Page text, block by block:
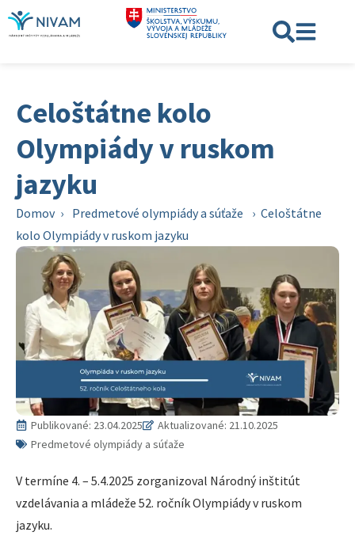
Celoštátne kolo
Olympiády v ruskom
jazyku
Domov › Predmetové olympiády a súťaže › Celoštátne
kolo Olympiády v ruskom jazyku
Publikované: 23.04.2025
Aktualizované: 21.10.2025
Predmetové olympiády a súťaže
V termíne 4. – 5.4.2025 zorganizoval Národný inštitút
vzdelávania a mládeže 52. ročník Olympiády v ruskom
jazyku.